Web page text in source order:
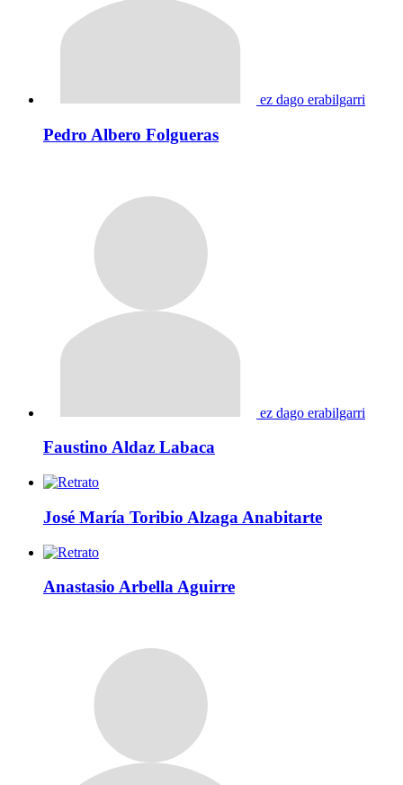
ez dago erabilgarri
Pedro Albero Folgueras
ez dago erabilgarri
Faustino Aldaz Labaca
José María Toribio Alzaga Anabitarte
Anastasio Arbella Aguirre